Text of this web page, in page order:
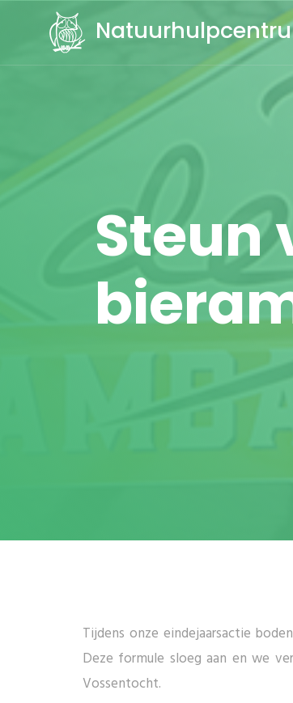
Steun
Tijdens onze eindejaarsactie
Deze formule sloeg aan en we
Vossentocht.